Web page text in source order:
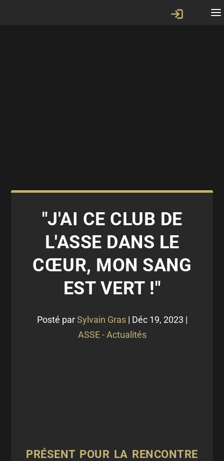
"J'AI CE CLUB DE
L'ASSE DANS LE
CŒUR, MON SANG
EST VERT !"
Posté parSylvain Gras| Déc 19, 2023 |
ASSE - Actualités
PRÉSENT POUR LA RENCONTRE